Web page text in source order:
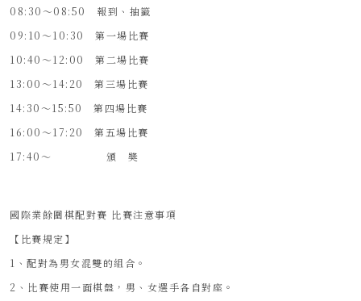
08:30～08:50 報到、抽籤
09:10～10:30 第一場比賽
10:40～12:00 第二場比賽
13:00～14:20 第三場比賽
14:30～15:50 第四場比賽
16:00～17:20 第五場比賽
17:40～ 頒 奬
國際業餘圍棋配對賽 比賽注意事項
【比賽規定】
1、配對為男女混雙的組合。
2、比賽使用一面棋盤，男、女選手各自對座。